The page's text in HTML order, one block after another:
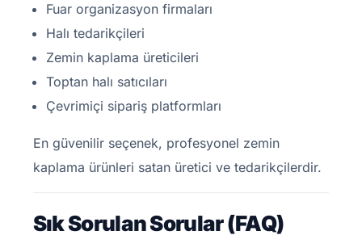
Fuar organizasyon firmaları
Halı tedarikçileri
Zemin kaplama üreticileri
Toptan halı satıcıları
Çevrimiçi sipariş platformları
En güvenilir seçenek, profesyonel zemin
kaplama ürünleri satan üretici ve tedarikçilerdir.
Sık Sorulan Sorular (FAQ)